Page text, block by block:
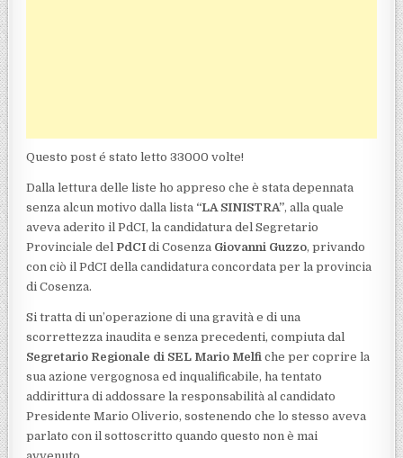
Questo post é stato letto 33000 volte!
Dalla lettura delle liste ho appreso che è stata depennata
senza alcun motivo dalla lista “LA SINISTRA”, alla quale
aveva aderito il PdCI, la candidatura del Segretario
Provinciale del PdCI di Cosenza Giovanni Guzzo, privando
con ciò il PdCI della candidatura concordata per la provincia
di Cosenza.
Si tratta di un’operazione di una gravità e di una
scorrettezza inaudita e senza precedenti, compiuta dal
Segretario Regionale di SEL Mario Melfi che per coprire la
sua azione vergognosa ed inqualificabile, ha tentato
addirittura di addossare la responsabilità al candidato
Presidente Mario Oliverio, sostenendo che lo stesso aveva
parlato con il sottoscritto quando questo non è mai